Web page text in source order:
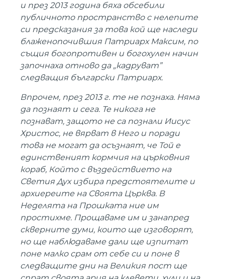
и през 2013 година бяха обсебили
публичното пространство с нелепите
си предсказания за това кой ще наследи
блаженопочившия Патриарх Максим, по
същия богопротивен и богохулен начин
започнаха отново да „кадруват”
следващия български Патриарх.
Впрочем, през 2013 г. те не познаха. Няма
да познаят и сега. Те никога не
познават, защото не са познали Иисус
Христос, не вярват в Него и поради
това не могат да осъзнаят, че Той е
единственият кормчия на църковния
кораб, Който с въздействието на
Светия Дух избира предстоятелите и
архиереите на Своята Църква. В
Неделята на Прошката ние им
простихме. Прощаваме им и занапред
скверните думи, които ще изговорят,
но ще наблюдаваме дали ще изпитат
поне малко срам от себе си и поне в
следващите дни на Великия пост ще